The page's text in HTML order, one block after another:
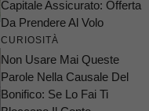
Capitale Assicurato: Offerta
Da Prendere Al Volo
CURIOSITÀ
Non Usare Mai Queste
Parole Nella Causale Del
Bonifico: Se Lo Fai Ti